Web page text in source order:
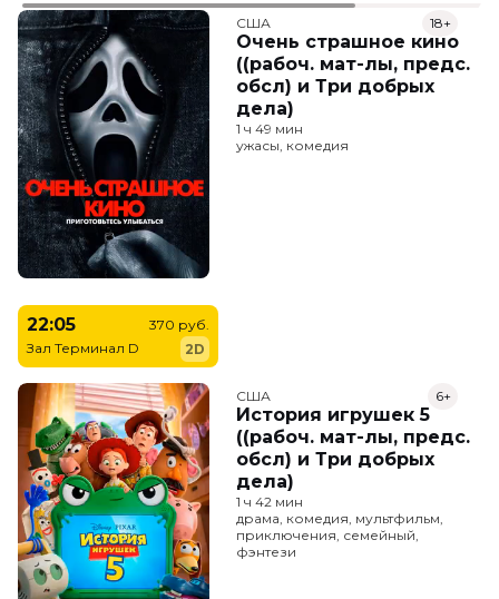
США
Очень страшное кино
((рабоч. мат-лы, предс.
обсл) и Три добрых
дела)
18+
1 ч 49 мин
ужасы, комедия
22:05
Зал Терминал D
370 руб.
2D
США
История игрушек 5
((рабоч. мат-лы, предс.
обсл) и Три добрых
дела)
6+
1 ч 42 мин
драма, комедия, мультфильм,
приключения, семейный,
фэнтези